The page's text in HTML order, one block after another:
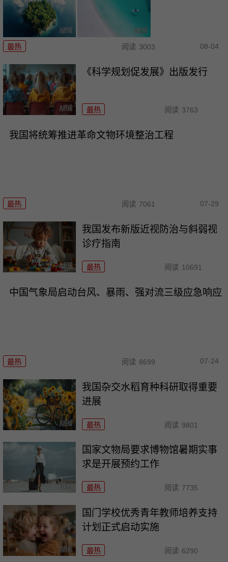
最热 阅读 3003 08-04
《科学规划促发展》出版发行
最热 阅读 3763
我国将统筹推进革命文物环境整治工程
最热 阅读 7061 07-29
我国发布新版近视防治与斜弱视
诊疗指南
最热 阅读 10691
中国气象局启动台风、暴雨、强对流三级应急响应
最热 阅读 8699 07-24
我国杂交水稻育种科研取得重要
进展
最热 阅读 9801
国家文物局要求博物馆暑期实事
求是开展预约工作
最热 阅读 7735
国门学校优秀青年教师培养支持
计划正式启动实施
最热 阅读 6290